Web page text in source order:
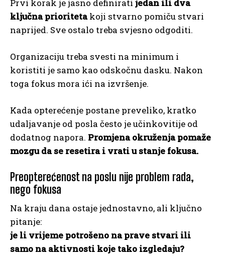
Prvi korak je jasno definirati jedan ili dva
ključna prioritetakoji stvarno pomiču stvari
naprijed. Sve ostalo treba svjesno odgoditi.
Organizaciju treba svesti na minimum i
koristiti je samo kao odskočnu dasku. Nakon
toga fokus mora ići na izvršenje.
Kada opterećenje postane preveliko, kratko
udaljavanje od posla često je učinkovitije od
dodatnog napora. Promjena okruženja pomaže
mozgu da se resetira i vrati u stanje fokusa.
Preopterećenost na poslu nije problem rada,
nego fokusa
Na kraju dana ostaje jednostavno, ali ključno
pitanje:
je li vrijeme potrošeno na prave stvari ili
samo na aktivnosti koje tako izgledaju?